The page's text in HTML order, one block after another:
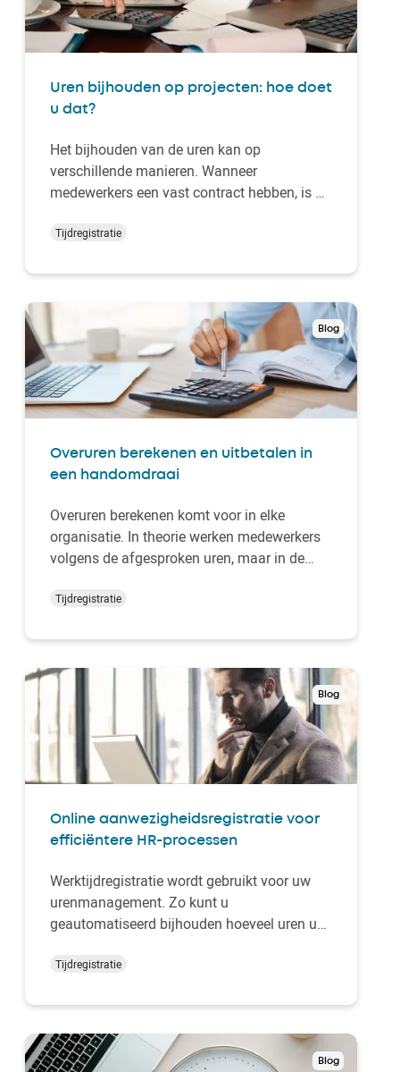
Uren bijhouden op projecten: hoe doet
u dat?
Het bijhouden van de uren kan op
verschillende manieren. Wanneer
medewerkers een vast contract hebben, is dit
project geboekt moeten worden, bijvoorbeeld
we zien hoe u eenvoudig de uren van taken
en projecten co…
Tijdregistratie
Blog
Overuren berekenen en uitbetalen in
een handomdraai
Overuren berekenen komt voor in elke
organisatie. In theorie werken medewerkers
volgens de afgesproken uren, maar in de
voorkomen dat medewerkers doorwerken
Hoe berekent u dan eenvoudig de overuren
en zorgt u voor…
Tijdregistratie
Blog
Online aanwezigheidsregistratie voor
efficiëntere HR-processen
Werktijdregistratie wordt gebruikt voor uw
urenmanagement. Zo kunt u
geautomatiseerd bijhouden hoeveel uren uw
registratie software is het overzicht van
aanwezigheidscontrole. Naast het
registreren van deze uren middels in- en
uitklo…
Tijdregistratie
Blog